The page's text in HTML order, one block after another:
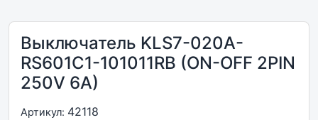
Выключатель KLS7-020A-
RS601C1-101011RB (ON-OFF 2PIN
250V 6A)
Артикул: 42118